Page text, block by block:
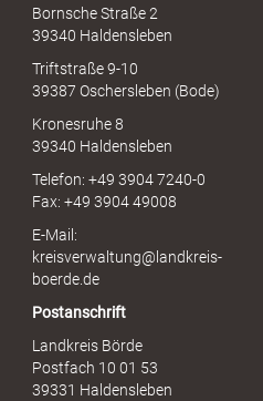
Bornsche Straße 2
39340 Haldensleben
Triftstraße 9-10
39387 Oschersleben (Bode)
Kronesruhe 8
39340 Haldensleben
Telefon: +49 3904 7240-0
Fax: +49 3904 49008
E-Mail:
kreisverwaltung@landkreis-
boerde.de
Postanschrift
Landkreis Börde
Postfach 10 01 53
39331 Haldensleben